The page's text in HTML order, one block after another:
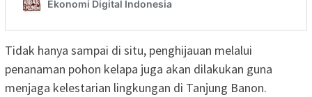
Tidak hanya sampai di situ, penghijauan melalui
penanaman pohon kelapa juga akan dilakukan guna
menjaga kelestarian lingkungan di Tanjung Banon.